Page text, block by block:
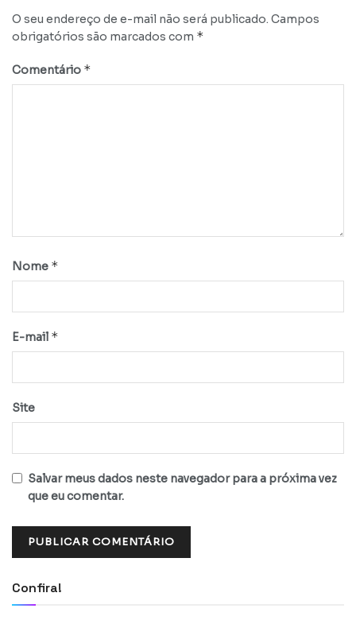
O seu endereço de e-mail não será publicado. Campos
obrigatórios são marcados com *
Comentário *
Nome *
E-mail *
Site
Salvar meus dados neste navegador para a próxima vez
que eu comentar.
Confira!